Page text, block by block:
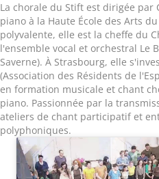
La chorale du Stift est dirigée par
piano à la Haute École des Arts
polyvalente, elle est la cheffe du
l'ensemble vocal et orchestral Le
Saverne). À Strasbourg, elle
(Association des Résidents de
en formation musicale et chant
piano. Passionnée par la
ateliers de chant participatif et
polyphoniques.